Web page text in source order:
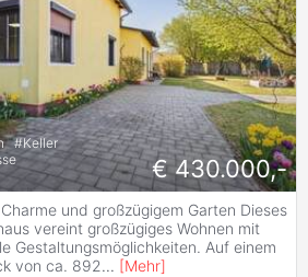
#Keller
€ 430.000,-
und großzügigem Garten Dieses
vereint großzügiges Wohnen mit
Gestaltungsmöglichkeiten. Auf einem
von ca. 892... [Mehr]